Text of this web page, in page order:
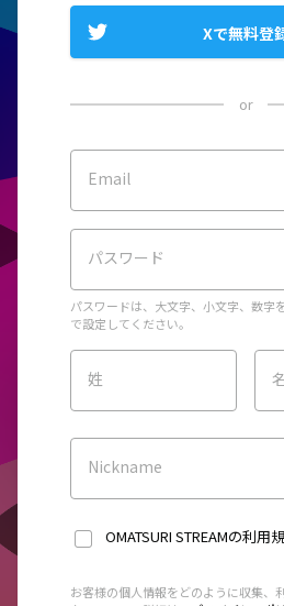
Xで無料登
or
Email
パスワード
パスワードは、大文字、小文字、数字
で設定してください。
姓
Nickname
OMATSURI STREAMの利用
お客様の個人情報をどのように収集、